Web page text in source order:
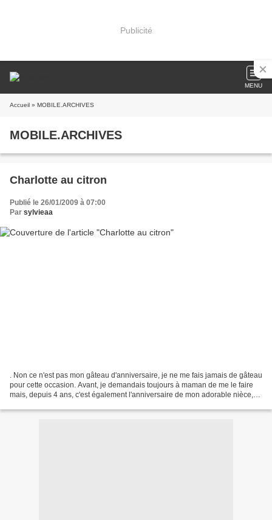
Publicité
MENU
Accueil » MOBILE.ARCHIVES
MOBILE.ARCHIVES
Charlotte au citron
Publié le 26/01/2009 à 07:00
Par sylvieaa
. Non ce n'est pas mon gâteau d'anniversaire, je ne me fais jamais de gâteau
pour cette occasion. Avant, je demandais toujours à maman de me le faire
mais, depuis 4 ans, c'est également l'anniversaire de mon adorable nièce,